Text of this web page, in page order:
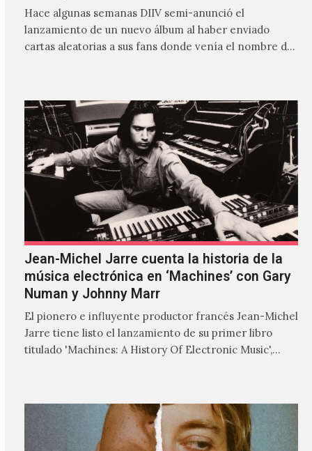
Hace algunas semanas DIIV semi-anunció el
lanzamiento de un nuevo álbum al haber enviado
cartas aleatorias a sus fans donde venía el nombre de
Jean-Michel Jarre cuenta la historia de la
música electrónica en ‘Machines’ con Gary
Numan y Johnny Marr
El pionero e influyente productor francés Jean-Michel
Jarre tiene listo el lanzamiento de su primer libro
titulado 'Machines: A History Of Electronic Music',